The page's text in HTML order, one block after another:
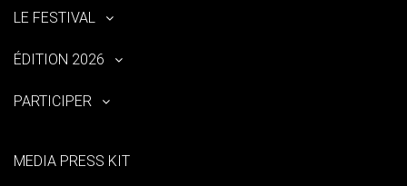
LE FESTIVAL
ÉDITION 2026
PARTICIPER
MEDIA PRESS KIT